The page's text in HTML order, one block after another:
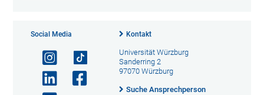
Social Media Kontakt
Universität Würzburg
Sanderring 2
97070 Würzburg
Suche Ansprechperson